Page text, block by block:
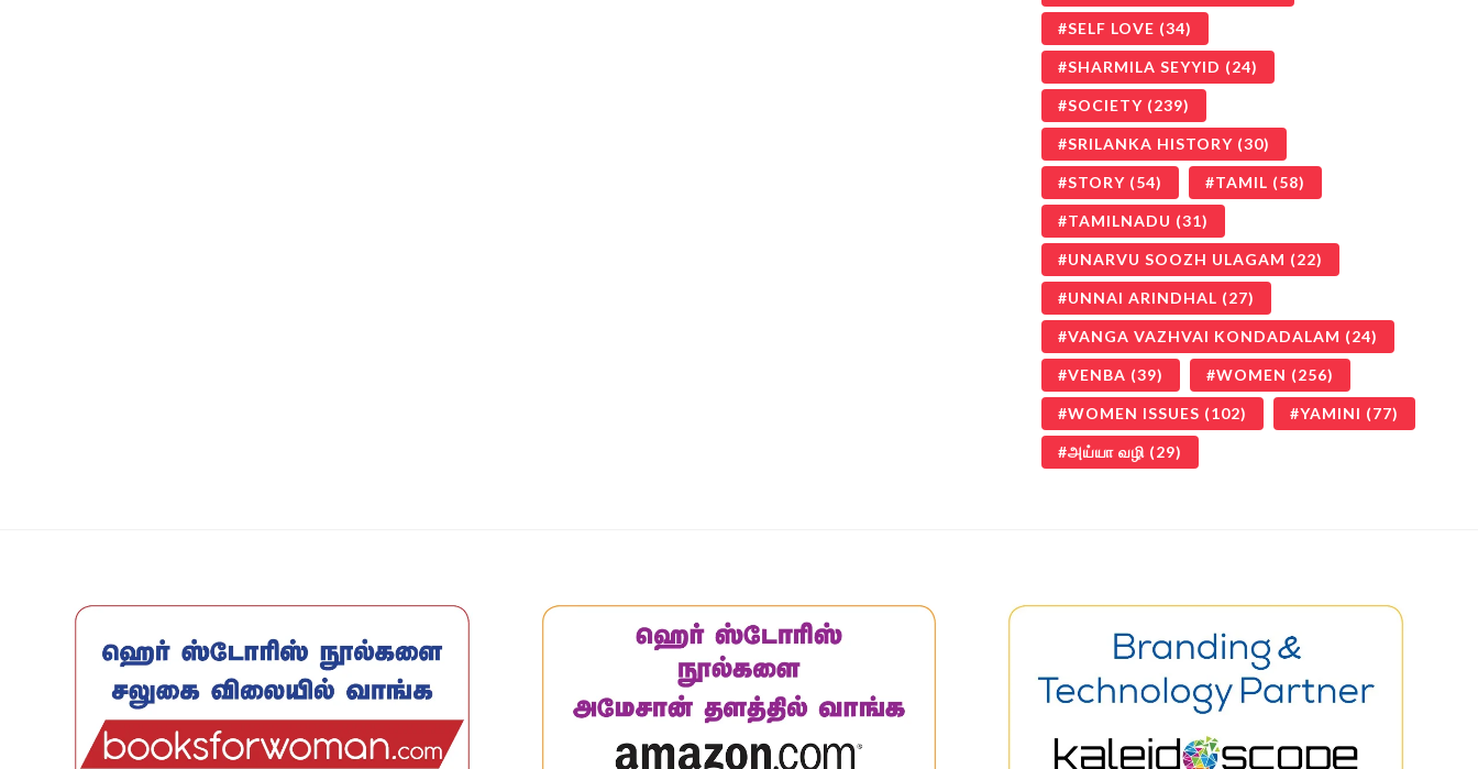
SELF LOVE (34)
SHARMILA SEYYID (24)
SOCIETY (239)
SRILANKA HISTORY (30)
STORY (54) TAMIL (58)
TAMILNADU (31)
UNARVU SOOZH ULAGAM (22)
UNNAI ARINDHAL (27)
VANGA VAZHVAI KONDADALAM (24)
VENBA (39) WOMEN (256)
WOMEN ISSUES (102) YAMINI (77)
அய்யா வழி (29)